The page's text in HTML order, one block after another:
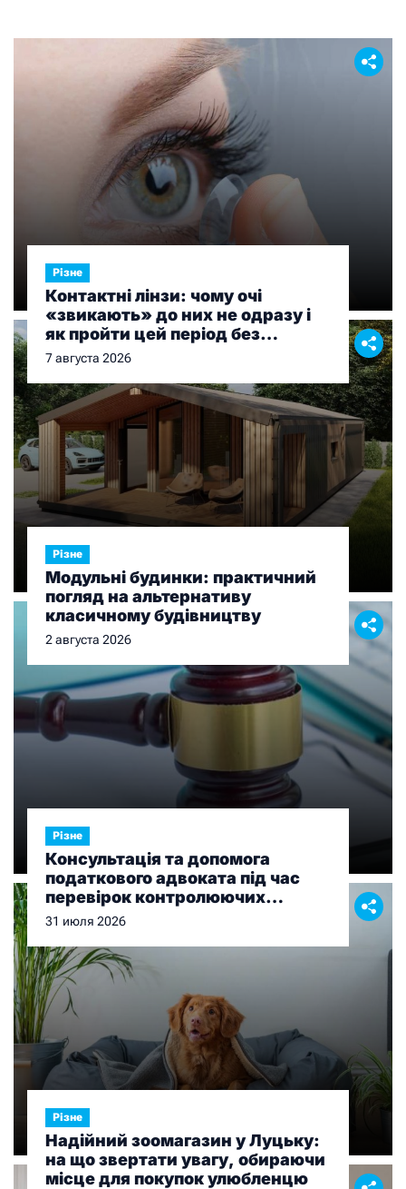
Різне
Контактні лінзи: чому очі
«звикають» до них не одразу і
як пройти цей період без
дискомфорту
7 августа 2026
Різне
Модульні будинки: практичний
погляд на альтернативу
класичному будівництву
2 августа 2026
Різне
Консультація та допомога
податкового адвоката під час
перевірок контролюючих
органів
31 июля 2026
Різне
Надійний зоомагазин у Луцьку:
на що звертати увагу, обираючи
місце для покупок улюбленцю